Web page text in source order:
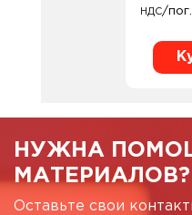
НДС/
НУЖНА
МАТЕРИАЛОВ?
Оставьте свои